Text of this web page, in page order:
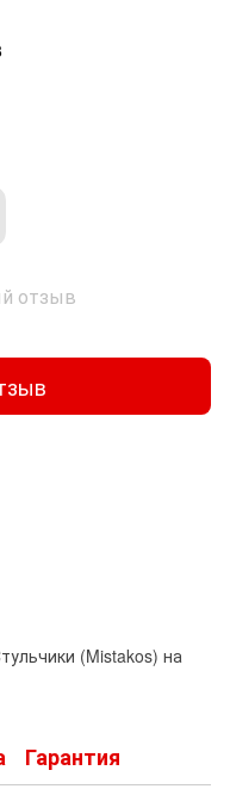
отзыв
(Mistakos) на
Гарантия